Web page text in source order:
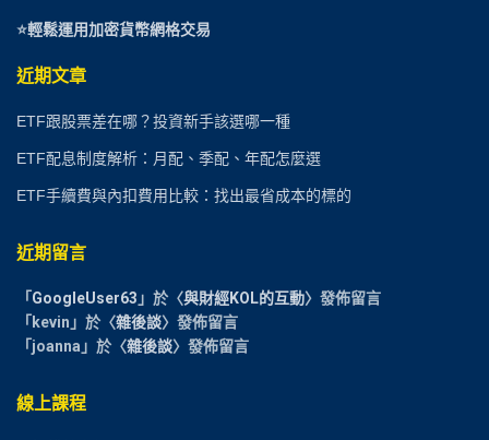
⭐輕鬆運用加密貨幣網格交易
近期文章
ETF跟股票差在哪？投資新手該選哪一種
ETF配息制度解析：月配、季配、年配怎麼選
ETF手續費與內扣費用比較：找出最省成本的標的
近期留言
「 GoogleUser63 」於〈與財經KOL的互動〉發佈留言
「 kevin 」於〈雜後談〉發佈留言
「 joanna 」於〈雜後談〉發佈留言
線上課程